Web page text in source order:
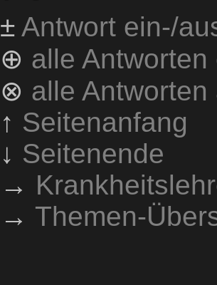
± Antwort ein-/
⊕ alle
⊗ alle
↑ Seitenanfang
↓ Seitenende
→
→ Themen-